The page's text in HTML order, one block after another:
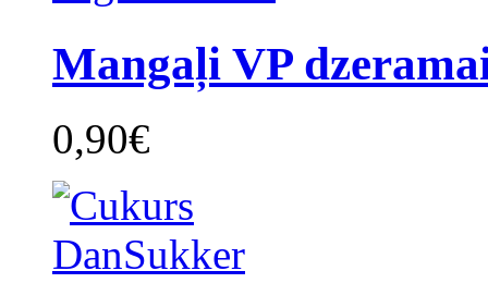
Mangaļi VP
0,90€